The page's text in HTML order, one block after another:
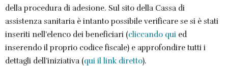
della procedura di adesione. Sul sito della Cassa di
assistenza sanitaria è intanto possibile verificare se si è stati
inseriti nell’elenco dei beneficiari (cliccando qui ed
inserendo il proprio codice fiscale) e approfondire tutti i
dettagli dell’iniziativa (qui il link diretto).